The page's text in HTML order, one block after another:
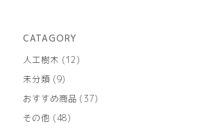
CATAGORY
人工樹木
1212
商
未分類 99
の
商
おすすめ商品 3737
その他 4848